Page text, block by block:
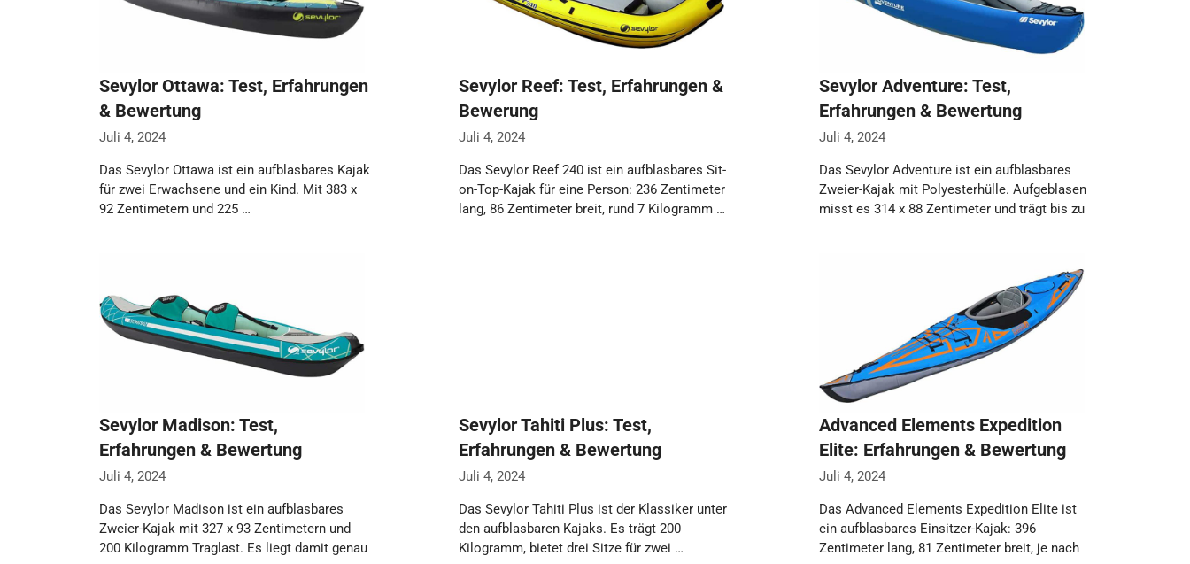
Juli 4, 2024
Sevylor Ottawa: Test, Erfahrungen
& Bewertung
Das Sevylor Ottawa ist ein aufblasbares Kajak
für zwei Erwachsene und ein Kind. Mit 383 x
92 Zentimetern und 225 …
Juli 4, 2024
Sevylor Reef: Test, Erfahrungen &
Bewerung
Das Sevylor Reef 240 ist ein aufblasbares Sit-
on-Top-Kajak für eine Person: 236 Zentimeter
lang, 86 Zentimeter breit, rund 7 Kilogramm …
Juli 4, 2024
Sevylor Adventure: Test,
Erfahrungen & Bewertung
Das Sevylor Adventure ist ein aufblasbares
Zweier-Kajak mit Polyesterhülle. Aufgeblasen
misst es 314 x 88 Zentimeter und trägt bis zu
Juli 4, 2024
Sevylor Madison: Test,
Erfahrungen & Bewertung
Das Sevylor Madison ist ein aufblasbares
Zweier-Kajak mit 327 x 93 Zentimetern und
200 Kilogramm Traglast. Es liegt damit genau
Juli 4, 2024
Sevylor Tahiti Plus: Test,
Erfahrungen & Bewertung
Das Sevylor Tahiti Plus ist der Klassiker unter
den aufblasbaren Kajaks. Es trägt 200
Kilogramm, bietet drei Sitze für zwei …
Juli 4, 2024
Advanced Elements Expedition
Elite: Erfahrungen & Bewertung
Das Advanced Elements Expedition Elite ist
ein aufblasbares Einsitzer-Kajak: 396
Zentimeter lang, 81 Zentimeter breit, je nach